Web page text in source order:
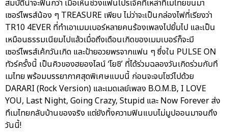
สมบัติน่าจะฟินกว่า เมื่อเห็นช่วงแฟนโปรเจ็คที่เหล่าทึเมไทยขนมา
เซอร์ไพรส์น้อง ๆ TREASURE เพียบ ไม่ว่าจะเป็นกล่องไฟที่เรียงว่า
TR10 4EVER ที่ทำเอาเมมเบอร์หลายคนร้องเพลงไปยิ้มไป และเป็น
เหมือนธรรมเนียมไปแล้วเมื่อถึงเดือนเกิดของเมมเบอร์ก็จะมี
เซอร์ไพรส์เค้กวันเกิด และป้ายอวยพรจากแฟน ๆ ซึ่งใน PULSE ON
ทัวร์ครั้งนี้ เป็นคิวของฮยองไลน์ ‘โยชิ’ ที่ได้ร่วมฉลองวันเกิดร่วมกับทึ
เมไทย พร้อมบรรยากาศสุดพิเศษแบบนี้ ก่อนจะจบโชว์ไปด้วย
DARARI (Rock Version) และเมดเลย์เพลง B.O.M.B, I LOVE
YOU, Last Night, Going Crazy, Stupid และ Now Forever ส่ง
ทึเมไทยกลับบ้านของจริง แต่ยังทิ้งความฟินแบบไม่มูปออนมาจนถึง
วันนี้!